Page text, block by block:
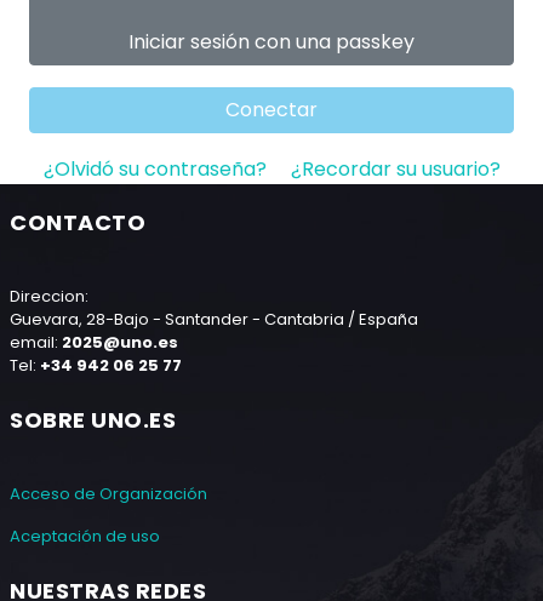
Iniciar sesión con una passkey
Conectar
¿Olvidó su contraseña? ¿Recordar su usuario?
CONTACTO
Direccion:
Guevara, 28-Bajo - Santander - Cantabria / España
email: 2025@uno.es
Tel: +34 942 06 25 77
SOBRE UNO.ES
Acceso de Organización
Aceptación de uso
NUESTRAS REDES